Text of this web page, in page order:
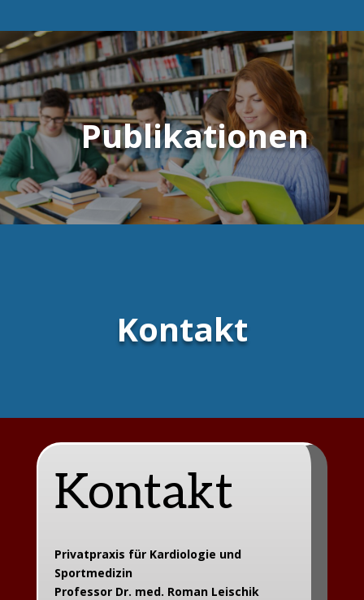
Publikationen
Kontakt
Kontakt
Privatpraxis für Kardiologie und
Sportmedizin
Professor Dr. med. Roman Leischik